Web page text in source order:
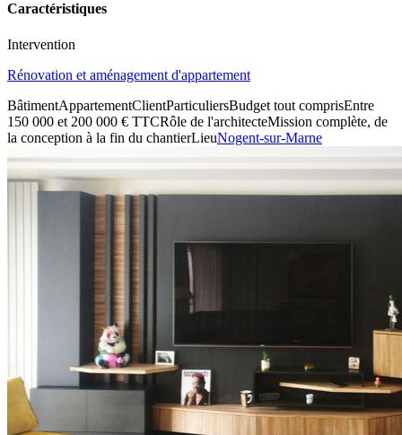
Caractéristiques
Intervention
Rénovation et aménagement d'appartement
BâtimentAppartementClientParticuliersBudget tout comprisEntre
150 000 et 200 000 € TTCRôle de l'architecteMission complète, de
la conception à la fin du chantierLieuNogent-sur-Marne